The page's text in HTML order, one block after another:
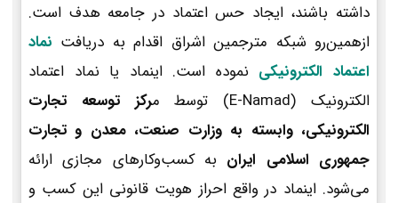
داشته باشند، ایجاد حس اعتماد در جامعه هدف است.
ازهمین‌رو شبکه مترجمین اشراق اقدام به دریافت نماد
اعتماد الکترونیکی نموده است. اینماد یا نماد اعتماد
الکترونیک (E-Namad) توسط م
رکز توسعه تجارت
الکترونیکی، وابسته به وزارت صنعت، معدن و تجارت
جمهوری اسلامی ایران به کسب‌وکارهای مجازی ارائه
می‌شود. اینماد در واقع احراز هویت قانونی این کسب و